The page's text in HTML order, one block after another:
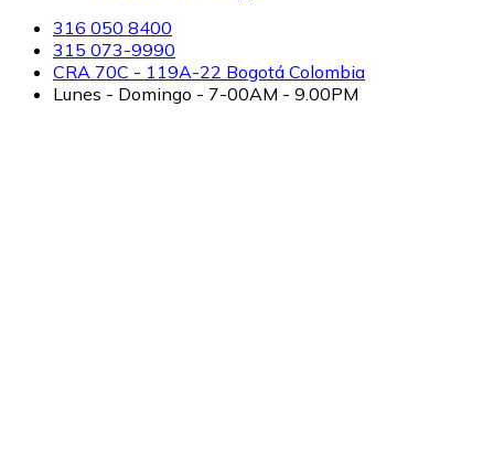
316 050 8400
315 073-9990
CRA 70C - 119A-22 Bogotá Colombia
Lunes - Domingo - 7-00AM - 9.00PM